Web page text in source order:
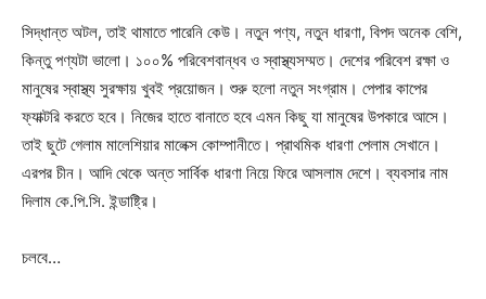
সিদ্ধান্ত অটল, তাই থামাতে পারেনি কেউ। নতুন পণ্য, নতুন ধারণা, বিপদ অনেক বেশি,
কিন্তু পণ্যটা ভালো। ১০০% পরিবেশবান্ধব ও স্বাস্থ্যসম্মত। দেশের পরিবেশ রক্ষা ও
মানুষের স্বাস্থ্য সুরক্ষায় খুবই প্রয়োজন। শুরু হলো নতুন সংগ্রাম। পেপার কাপের
ফ্যাক্টরি করতে হবে। নিজের হাতে বানাতে হবে এমন কিছু যা মানুষের উপকারে আসে।
তাই ছুটে গেলাম মালেশিয়ার মালেক্স কোম্পানীতে। প্রাথমিক ধারণা পেলাম সেখানে।
এরপর চীন। আদি থেকে অন্ত সার্বিক ধারণা নিয়ে ফিরে আসলাম দেশে। ব্যবসার নাম
দিলাম কে.পি.সি. ইন্ডাষ্ট্রি।
চলবে…